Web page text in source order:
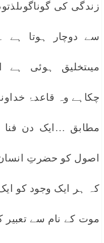
زندگی کی
سے دوچار ہوتا
میںتخلیق ہوئی ہے
چکاہے وہ قاعدۂ
مطابق …ایک دن
اصول کو حضرتِ
کہ ہر ایک وجود کو
موت کے نام سے تعبیر